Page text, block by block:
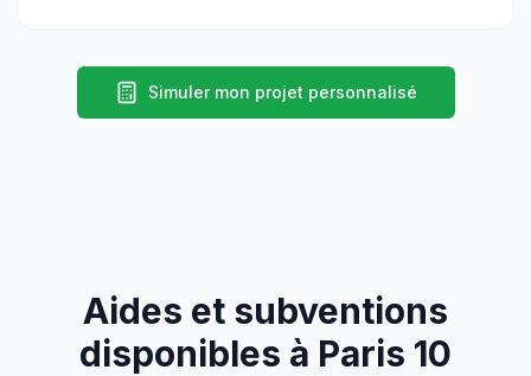
Simuler mon projet personnalisé
Aides et subventions
disponibles à Paris 10